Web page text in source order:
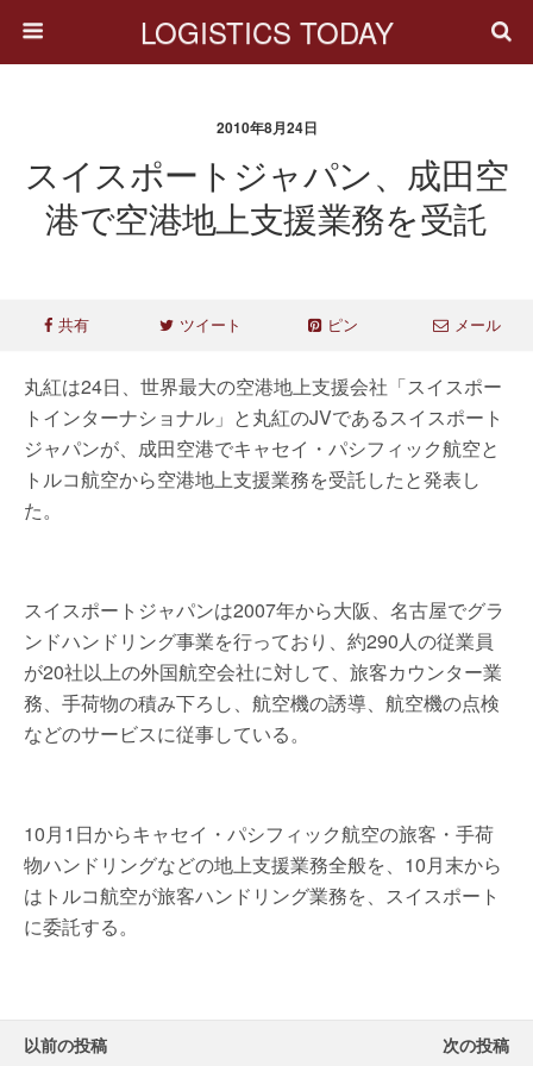
LOGISTICS TODAY
2010年8月24日
スイスポートジャパン、成田空
港で空港地上支援業務を受託
共有 ツイート ピン メール
丸紅は24日、世界最大の空港地上支援会社「スイスポー
トインターナショナル」と丸紅のJVであるスイスポート
ジャパンが、成田空港でキャセイ・パシフィック航空と
トルコ航空から空港地上支援業務を受託したと発表し
た。
スイスポートジャパンは2007年から大阪、名古屋でグラ
ンドハンドリング事業を行っており、約290人の従業員
が20社以上の外国航空会社に対して、旅客カウンター業
務、手荷物の積み下ろし、航空機の誘導、航空機の点検
などのサービスに従事している。
10月1日からキャセイ・パシフィック航空の旅客・手荷
物ハンドリングなどの地上支援業務全般を、10月末から
はトルコ航空が旅客ハンドリング業務を、スイスポート
に委託する。
以前の投稿 次の投稿